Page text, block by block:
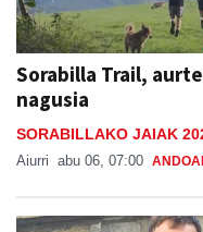
Sorabilla Trail,
nagusia
SORABILLAKO JAIAK
Aiurri abu 06, 07:00